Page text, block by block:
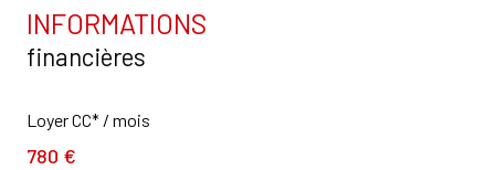
INFORMATIONS
financières
Loyer CC* / mois
780 €